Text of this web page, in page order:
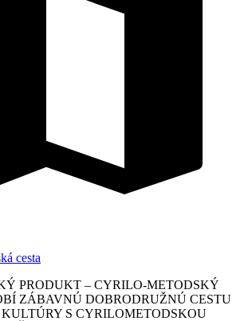
cesta
PRODUKT – CYRILO-METODSKÝ
ZÁBAVNÚ DOBRODRUŽNÚ CESTU
S CYRILOMETODSKOU